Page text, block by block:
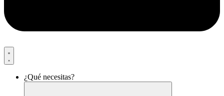
¿Qué necesitas?